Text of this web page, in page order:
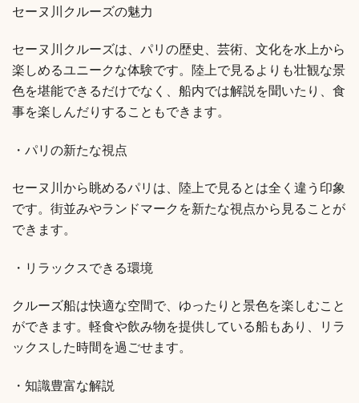
セーヌ川クルーズの魅力
セーヌ川クルーズは、パリの歴史、芸術、文化を水上から
楽しめるユニークな体験です。陸上で見るよりも壮観な景
色を堪能できるだけでなく、船内では解説を聞いたり、食
事を楽しんだりすることもできます。
・パリの新たな視点
セーヌ川から眺めるパリは、陸上で見るとは全く違う印象
です。街並みやランドマークを新たな視点から見ることが
できます。
・リラックスできる環境
クルーズ船は快適な空間で、ゆったりと景色を楽しむこと
ができます。軽食や飲み物を提供している船もあり、リラ
ックスした時間を過ごせます。
・知識豊富な解説